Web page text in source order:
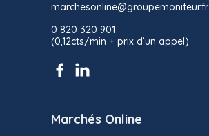
marchesonline@groupemoniteur.fr
0 820 320 901
(0,12cts/min + prix d’un appel)
Marchés Online